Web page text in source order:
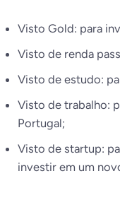
Visto Gold: para
Visto de renda
Visto de estudo:
Visto de trabalho:
Portugal;
Visto de startup:
investir em um